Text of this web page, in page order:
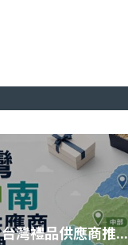
台灣禮品供應商推...